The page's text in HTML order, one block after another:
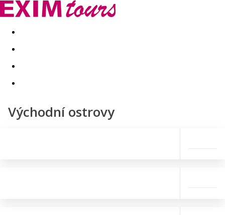
Akční nabídky Last minute
Východní ostrovy